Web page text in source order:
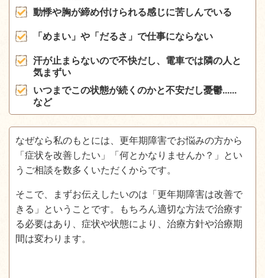
動悸や胸が締め付けられる感じに苦しんでいる
「めまい」や「だるさ」で仕事にならない
汗が止まらないので不快だし、電車では隣の人と
気まずい
いつまでこの状態が続くのかと不安だし憂鬱......
など
なぜなら私のもとには、更年期障害でお悩みの方から
「症状を改善したい」「何とかなりませんか？」
とい
うご相談を数多くいただくからです。
そこで、まずお伝えしたいのは 「更年期障害は改善で
きる」
ということです。もちろん適切な方法で治療す
る必要はあり、症状や状態により、治療方針や治療期
間は変わります。